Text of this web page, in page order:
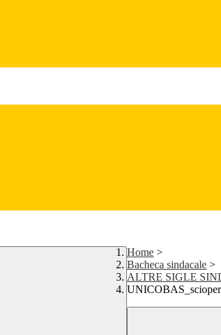
Home >
Bacheca sindacale >
ALTRE SIGLE